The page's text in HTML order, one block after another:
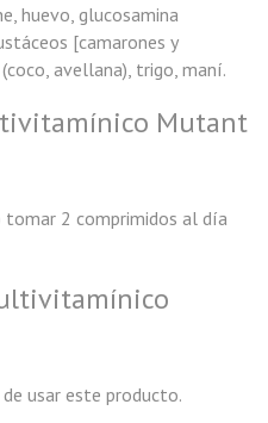
huevo, glucosamina
[camarones y
avellana), trigo, maní.
Mutant
2 comprimidos al día
usar este producto.